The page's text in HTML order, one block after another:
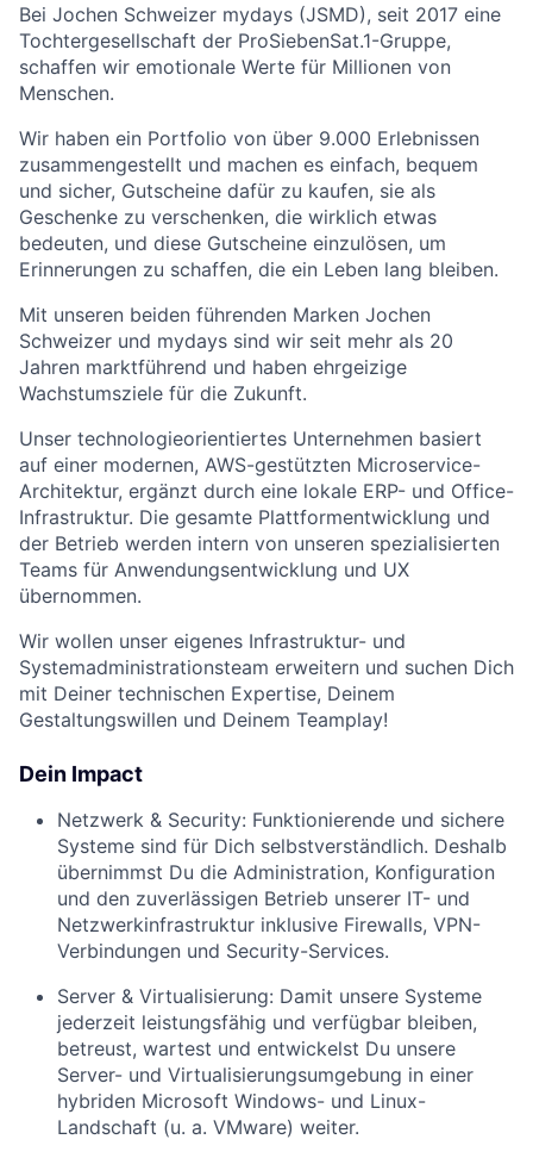
Bei Jochen Schweizer mydays (JSMD), seit 2017 eine
Tochtergesellschaft der ProSiebenSat.1-Gruppe,
schaffen wir emotionale Werte für Millionen von
Menschen.
Wir haben ein Portfolio von über 9.000 Erlebnissen
zusammengestellt und machen es einfach, bequem
und sicher, Gutscheine dafür zu kaufen, sie als
Geschenke zu verschenken, die wirklich etwas
bedeuten, und diese Gutscheine einzulösen, um
Erinnerungen zu schaffen, die ein Leben lang bleiben.
Mit unseren beiden führenden Marken Jochen
Schweizer und mydays sind wir seit mehr als 20
Jahren marktführend und haben ehrgeizige
Wachstumsziele für die Zukunft.
Unser technologieorientiertes Unternehmen basiert
auf einer modernen, AWS-gestützten Microservice-
Architektur, ergänzt durch eine lokale ERP- und Office-
Infrastruktur. Die gesamte Plattformentwicklung und
der Betrieb werden intern von unseren spezialisierten
Teams für Anwendungsentwicklung und UX
übernommen.
Wir wollen unser eigenes Infrastruktur- und
Systemadministrationsteam erweitern und suchen Dich
mit Deiner technischen Expertise, Deinem
Gestaltungswillen und Deinem Teamplay!
Dein Impact
Netzwerk & Security: Funktionierende und sichere
Systeme sind für Dich selbstverständlich. Deshalb
übernimmst Du die Administration, Konfiguration
und den zuverlässigen Betrieb unserer IT- und
Netzwerkinfrastruktur inklusive Firewalls, VPN-
Verbindungen und Security-Services.
Server & Virtualisierung: Damit unsere Systeme
jederzeit leistungsfähig und verfügbar bleiben,
betreust, wartest und entwickelst Du unsere
Server- und Virtualisierungsumgebung in einer
hybriden Microsoft Windows- und Linux-
Landschaft (u. a. VMware) weiter.